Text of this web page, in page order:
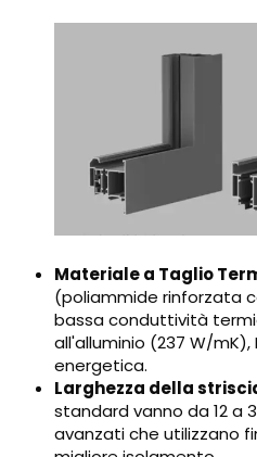
Materiale a Taglio
(poliammide rinforzata
bassa conduttività
all'alluminio (237 W/
energetica.
Larghezza della
standard vanno da 12 a
avanzati che utilizzano